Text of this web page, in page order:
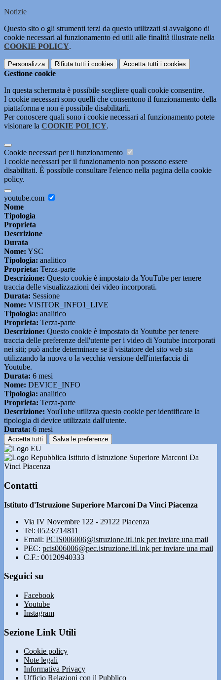
Notizie
Questo sito o gli strumenti terzi da questo utilizzati si avvalgono di
cookie necessari al funzionamento ed utili alle finalità illustrate nella
COOKIE POLICY.
Personalizza Rifiuta tutti i cookies Accetta tutti i cookies
Gestione cookie
In questa schermata è possibile scegliere quali cookie consentire.
I cookie necessari sono quelli che consentono il funzionamento della
piattaforma e non è possibile disabilitarli.
Per conoscere quali sono i cookie necessari al funzionamento potete
visionare la COOKIE POLICY.
Cookie necessari per il funzionamento
I cookie necessari per il funzionamento non possono essere
disabilitati. È possibile consultare l'elenco nella pagina della cookie
policy.
youtube.com
Nome
Tipologia
Proprieta
Descrizione
Durata
Nome: YSC
Tipologia: analitico
Proprieta: Terza-parte
Descrizione: Questo cookie è impostato da YouTube per tenere
traccia delle visualizzazioni dei video incorporati.
Durata: Sessione
Nome: VISITOR_INFO1_LIVE
Tipologia: analitico
Proprieta: Terza-parte
Descrizione: Questo cookie è impostato da Youtube per tenere
traccia delle preferenze dell'utente per i video di Youtube incorporati
nei siti; può anche determinare se il visitatore del sito web sta
utilizzando la nuova o la vecchia versione dell'interfaccia di
Youtube.
Durata: 6 mesi
Nome: DEVICE_INFO
Tipologia: analitico
Proprieta: Terza-parte
Descrizione: YouTube utilizza questo cookie per identificare la
tipologia di device utilizzata dall'utente.
Durata: 6 mesi
Accetta tutti Salva le preferenze
Istituto d'Istruzione Superiore Marconi Da
Vinci Piacenza
Contatti
Istituto d'Istruzione Superiore Marconi Da Vinci Piacenza
Via IV Novembre 122 - 29122 Piacenza
Tel: 0523/714811
Email: PCIS006006@istruzione.itLink per inviare una mail
PEC: pcis006006@pec.istruzione.itLink per inviare una mail
C.F.: 00120940333
Seguici su
Facebook
Youtube
Instagram
Sezione Link Utili
Cookie policy
Note legali
Informativa Privacy
Ufficio Relazioni con il Pubblico